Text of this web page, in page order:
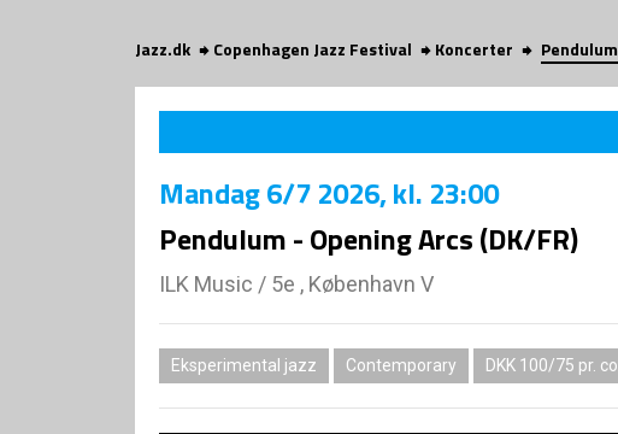
Jazz.dk Copenhagen Jazz Festival Koncerter
Mandag6/7 2026, kl. 23:00
Pendulum - Opening Arcs (DK/FR)
ILK Music / 5e , København V
Eksperimental jazz Contemporary DKK 100/75 pr.